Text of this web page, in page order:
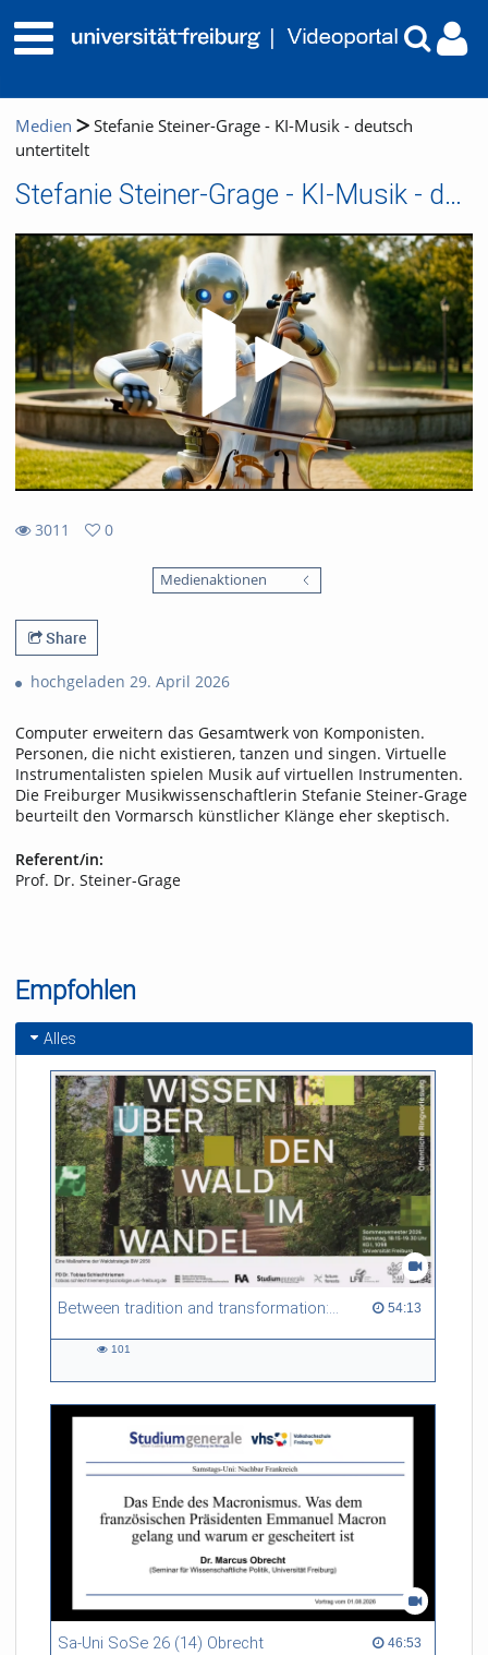
Medien
Stefanie Steiner-Grage - KI-Musik - deutsch
untertitelt
Stefanie Steiner-Grage - KI-Musik - deutsch untertitelt
3011
0
Medienaktionen
Share
hochgeladen 29. April 2026
Computer erweitern das Gesamtwerk von Komponisten.
Personen, die nicht existieren, tanzen und singen. Virtuelle
Instrumentalisten spielen Musik auf virtuellen Instrumenten.
Die Freiburger Musikwissenschaftlerin Stefanie Steiner-Grage
beurteilt den Vormarsch künstlicher Klänge eher skeptisch.
Referent/in:
Prof. Dr. Steiner-Grage
Empfohlen
Alles
Between tradition and transformation: how owners, advisers and institutions co-create knowledge for resilient forests in Europe 54:13
54:13 duration
101
Sa-Uni SoSe 26 (14) Obrecht 46:53
46:53 duration